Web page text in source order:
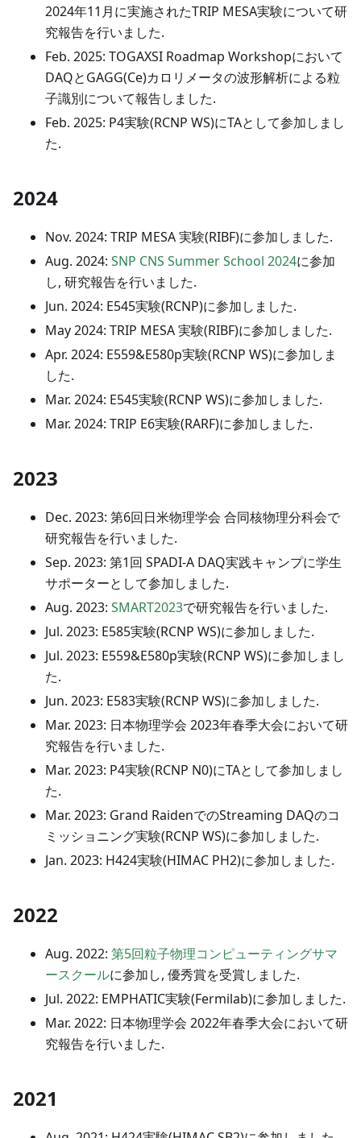
2024年11月に実施されたTRIP MESA実験について研
究報告を行いました.
Feb. 2025: TOGAXSI Roadmap Workshopにおいて
DAQとGAGG(Ce)カロリメータの波形解析による粒
子識別について報告しました.
Feb. 2025: P4実験(RCNP WS)にTAとして参加しまし
た.
2024
Nov. 2024: TRIP MESA 実験(RIBF)に参加しました.
Aug. 2024: SNP CNS Summer School 2024に参加
し, 研究報告を行いました.
Jun. 2024: E545実験(RCNP)に参加しました.
May 2024: TRIP MESA 実験(RIBF)に参加しました.
Apr. 2024: E559&E580p実験(RCNP WS)に参加しま
した.
Mar. 2024: E545実験(RCNP WS)に参加しました.
Mar. 2024: TRIP E6実験(RARF)に参加しました.
2023
Dec. 2023: 第6回日米物理学会 合同核物理分科会で
研究報告を行いました.
Sep. 2023: 第1回 SPADI-A DAQ実践キャンプに学生
サポーターとして参加しました.
Aug. 2023: SMART2023で研究報告を行いました.
Jul. 2023: E585実験(RCNP WS)に参加しました.
Jul. 2023: E559&E580p実験(RCNP WS)に参加しまし
た.
Jun. 2023: E583実験(RCNP WS)に参加しました.
Mar. 2023: 日本物理学会 2023年春季大会において研
究報告を行いました.
Mar. 2023: P4実験(RCNP N0)にTAとして参加しまし
た.
Mar. 2023: Grand RaidenでのStreaming DAQのコ
ミッショニング実験(RCNP WS)に参加しました.
Jan. 2023: H424実験(HIMAC PH2)に参加しました.
2022
Aug. 2022: 第5回粒子物理コンピューティングサマ
ースクールに参加し, 優秀賞を受賞しました.
Jul. 2022: EMPHATIC実験(Fermilab)に参加しました.
Mar. 2022: 日本物理学会 2022年春季大会において研
究報告を行いました.
2021